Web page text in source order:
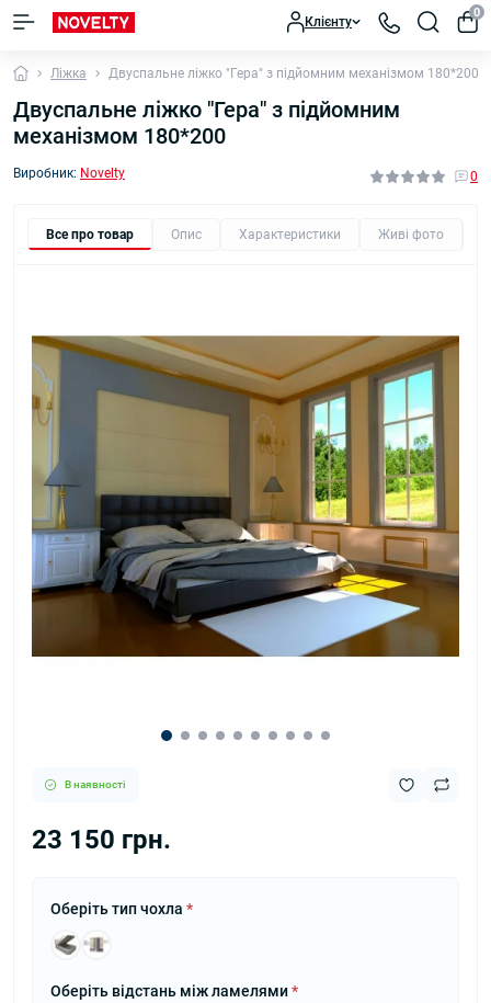
Клієнту
0
Ліжка Двуспальне ліжко "Гера" з підйомним механізмом 180*200
Двуспальне ліжко "Гера" з підйомним
механізмом 180*200
Виробник: Novelty 0
Все про товар Опис Характеристики Живі фото
В наявності
23 150 грн.
Оберіть тип чохла *
Оберіть відстань між ламелями*